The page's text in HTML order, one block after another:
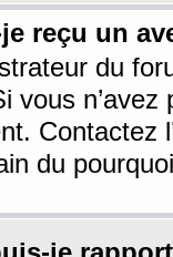
reçu un
du
vous
Contactez
du